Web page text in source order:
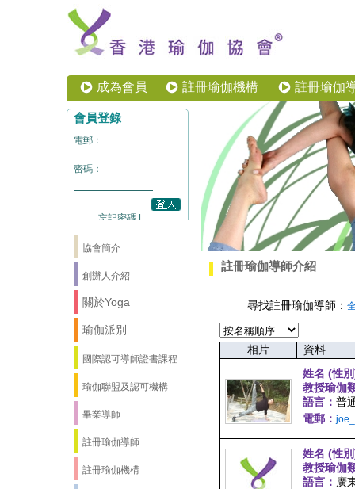
成為會員 註冊瑜伽機構 註冊瑜伽
協會簡介
創辦人介紹
關於Yoga
瑜伽派別
國際認可導師證書課程
瑜伽聯盟及認可機構
畢業導師
註冊瑜伽導師
註冊瑜伽機構
註冊瑜伽導師介紹
尋找註冊瑜伽導師：
相片
資料
姓名 (性
教授瑜伽
語言： 普
電郵：
姓名 (性
教授瑜伽
語言： 廣